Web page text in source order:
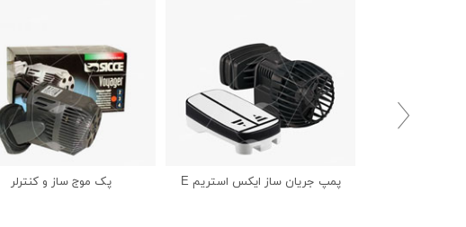
پمپ جریان ساز ایکس استریم E پک موج ساز و کنترلر
